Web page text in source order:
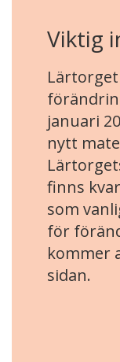
Viktig
januari
nytt
finns
som
för
kommer
sidan.